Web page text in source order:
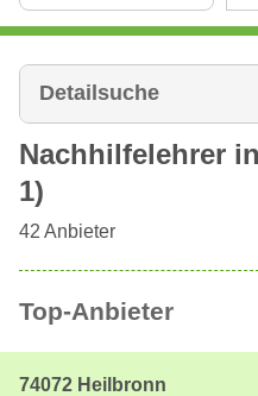
Detailsuche
Nachhilfelehrer in
1)
42 Anbieter
Top-Anbieter
74072 Heilbronn